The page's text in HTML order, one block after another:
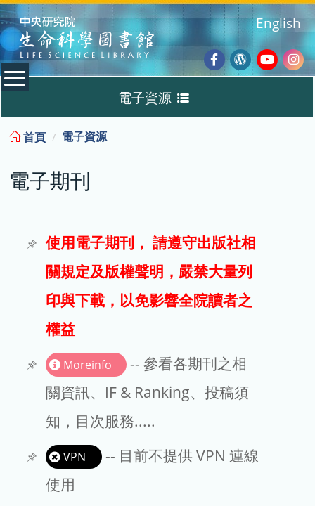
:::
Facebook
Wordpress
English
電子資源
電子期刊
試用
文章處理費
EndNote
首頁 電子資源
電子期刊
使用電子期刊， 請遵守出版社相
關規定及版權聲明，嚴禁大量列
印與下載，以免影響全院讀者之
權益
Moreinfo
-- 參看各期刊之相
關資訊、IF & Ranking、投稿須
知，目次服務.....
VPN
-- 目前不提供 VPN 連線
使用